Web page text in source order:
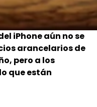
iPhone aún no se
arancelarios de
pero a los
que están